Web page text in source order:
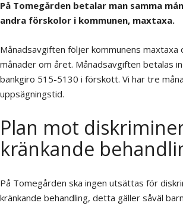
På Tomegården betalar man samma
andra förskolor i kommunen, maxtaxa.
Månadsavgiften följer kommunens maxtaxa
månader om året. Månadsavgiften betalas
bankgiro 515-5130 i förskott. Vi har tre
uppsägningstid.
Plan mot
kränkande
På Tomegården ska ingen utsättas för
kränkande behandling, detta gäller såväl